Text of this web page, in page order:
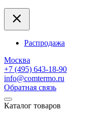
Распродажа
Москва
+7 (495) 643-18-90
info@comtermo.ru
Обратная связь
Каталог товаров